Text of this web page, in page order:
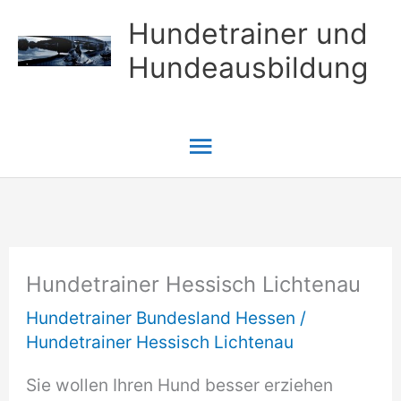
Inhalt
springen
Hundetrainer und
Hundeausbildung
Hauptmenü
Hundetrainer Hessisch Lichtenau
Hundetrainer Bundesland Hessen /
Hundetrainer Hessisch Lichtenau
Sie wollen Ihren Hund besser erziehen